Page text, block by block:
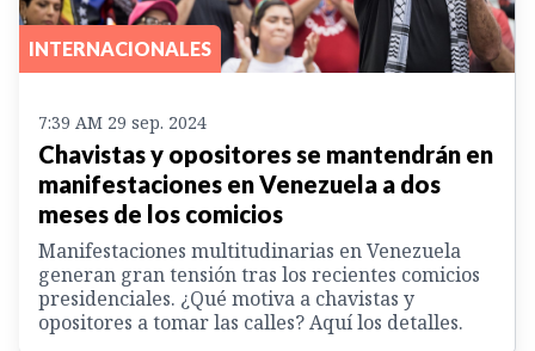
INTERNACIONALES
7:39 AM 29 sep. 2024
Chavistas y opositores se mantendrán en
manifestaciones en Venezuela a dos
meses de los comicios
Manifestaciones multitudinarias en Venezuela
generan gran tensión tras los recientes comicios
presidenciales. ¿Qué motiva a chavistas y
opositores a tomar las calles? Aquí los detalles.